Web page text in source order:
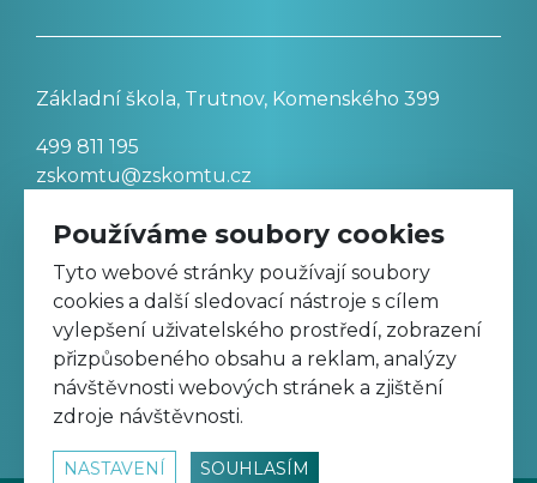
Základní škola, Trutnov, Komenského 399
499 811 195
zskomtu@zskomtu.cz
Prohlášení o přístupnosti stránek
Nastavení cookies
Sledujte nás na Facebooku
Používáme soubory cookies
Tyto webové stránky používají soubory
cookies a další sledovací nástroje s cílem
vylepšení uživatelského prostředí, zobrazení
přizpůsobeného obsahu a reklam, analýzy
návštěvnosti webových stránek a zjištění
zdroje návštěvnosti.
NASTAVENÍ SOUHLASÍM